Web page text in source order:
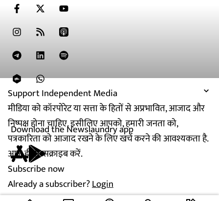
Support Independent Media
मीडिया को कॉरपोरेट या सत्ता के हितों से अप्रभावित, आजाद और
निष्पक्ष होना चाहिए. इसीलिए आपको, हमारी जनता को,
पत्रकारिता को आजाद रखने के लिए खर्च करने की आवश्यकता है.
आज ही सब्सक्राइब करें.
Subscribe now
Already a subscriber?Login
Download the Newslaundry app